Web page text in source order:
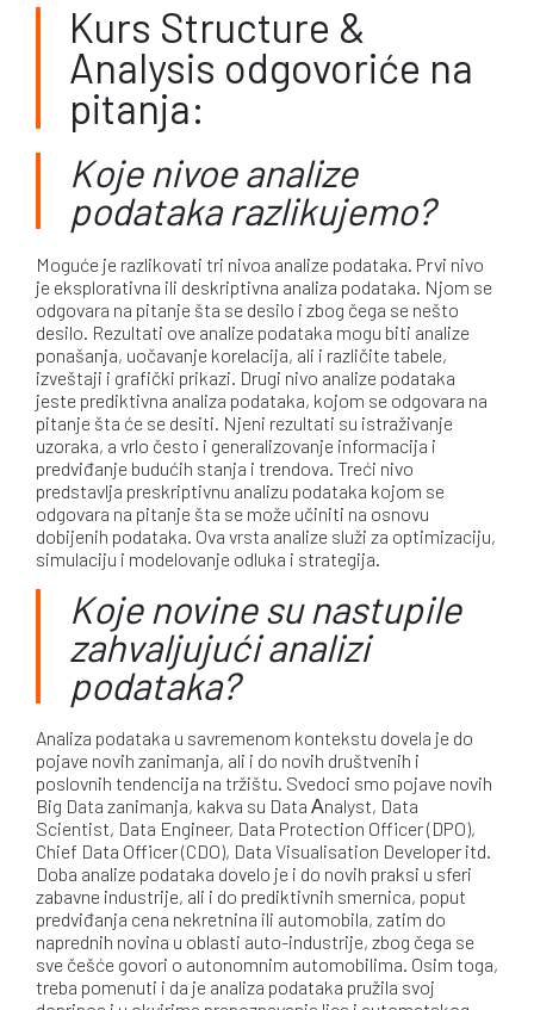
Kurs Structure &
Analysis odgovoriće na
pitanja:
Koje nivoe analize
podataka razlikujemo?
Moguće je razlikovati tri nivoa analize podataka. Prvi nivo
je eksplorativna ili deskriptivna analiza podataka. Njom se
odgovara na pitanje šta se desilo i zbog čega se nešto
desilo. Rezultati ove analize podataka mogu biti analize
ponašanja, uočavanje korelacija, ali i različite tabele,
izveštaji i grafički prikazi. Drugi nivo analize podataka
jeste prediktivna analiza podataka, kojom se odgovara na
pitanje šta će se desiti. Njeni rezultati su istraživanje
uzoraka, a vrlo često i generalizovanje informacija i
predviđanje budućih stanja i trendova. Treći nivo
predstavlja preskriptivnu analizu podataka kojom se
odgovara na pitanje šta se može učiniti na osnovu
dobijenih podataka. Ova vrsta analize služi za optimizaciju,
simulaciju i modelovanje odluka i strategija.
Koje novine su nastupile
zahvaljujući analizi
podataka?
Analiza podataka u savremenom kontekstu dovela je do
pojave novih zanimanja, ali i do novih društvenih i
poslovnih tendencija na tržištu. Svedoci smo pojave novih
Big Data zanimanja, kakva su Data Аnalyst, Data
Scientist, Data Engineer, Data Protection Officer (DPO),
Chief Data Officer (CDO), Data Visualisation Developer itd.
Doba analize podataka dovelo je i do novih praksi u sferi
zabavne industrije, ali i do prediktivnih smernica, poput
predviđanja cena nekretnina ili automobila, zatim do
naprednih novina u oblasti auto-industrije, zbog čega se
sve češće govori o autonomnim automobilima. Osim toga,
treba pomenuti i da je analiza podataka pružila svoj